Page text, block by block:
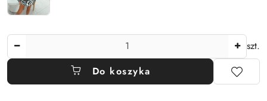
szt.
Do koszyka